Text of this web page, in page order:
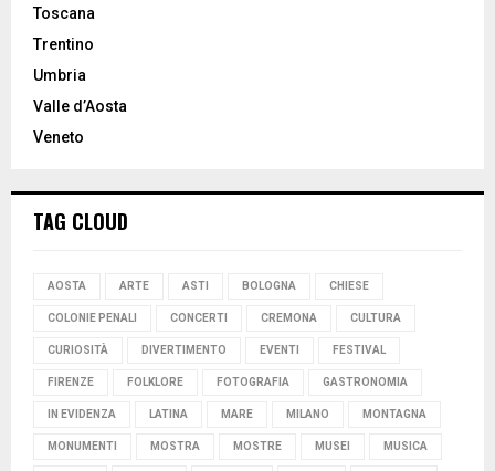
Toscana
Trentino
Umbria
Valle d’Aosta
Veneto
TAG CLOUD
AOSTA ARTE ASTI BOLOGNA CHIESE
COLONIE PENALI CONCERTI CREMONA CULTURA
CURIOSITÀ DIVERTIMENTO EVENTI FESTIVAL
FIRENZE FOLKLORE FOTOGRAFIA GASTRONOMIA
IN EVIDENZA LATINA MARE MILANO MONTAGNA
MONUMENTI MOSTRA MOSTRE MUSEI MUSICA